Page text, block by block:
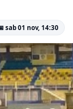
sab 01 nov, 14:30